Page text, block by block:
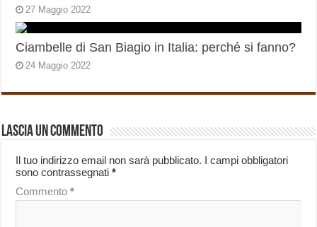
27 Maggio 2022
Ciambelle di San Biagio in Italia: perché si fanno?
24 Maggio 2022
Lascia un commento
Il tuo indirizzo email non sarà pubblicato. I campi obbligatori
sono contrassegnati*
Commento*